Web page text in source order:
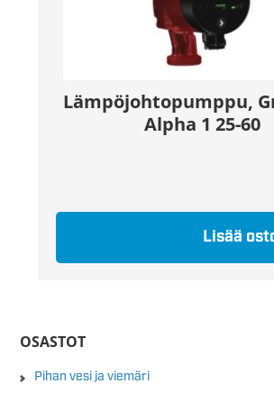
Lämpöjohtopumppu,
Alpha 1 25-60
Lisää
OSASTOT
Pihan vesi ja viemäri